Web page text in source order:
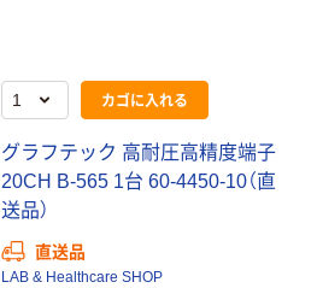
カゴに入れる
グラフテック 高耐圧高精度端子
20CH B-565 1台 60-4450-10（直
送品）
直送品
LAB & Healthcare SHOP